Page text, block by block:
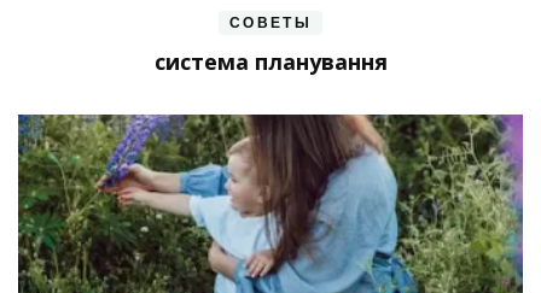
СОВЕТЫ
система планування